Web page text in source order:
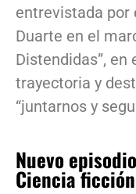
entrevistada por
Duarte en el
Distendidas”, en
trayectoria y
“juntarnos y
Nuevo
Ciencia